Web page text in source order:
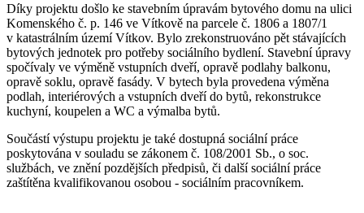
Díky projektu došlo ke stavebním úpravám bytového domu na ulici
Komenského č. p. 146 ve Vítkově na parcele č. 1806 a 1807/1
v katastrálním území Vítkov. Bylo zrekonstruováno pět stávajících
bytových jednotek pro potřeby sociálního bydlení. Stavební úpravy
spočívaly ve výměně vstupních dveří, opravě podlahy balkonu,
opravě soklu, opravě fasády. V bytech byla provedena výměna
podlah, interiérových a vstupních dveří do bytů, rekonstrukce
kuchyní, koupelen a WC a výmalba bytů.
Součástí výstupu projektu je také dostupná sociální práce
poskytována v souladu se zákonem č. 108/2001 Sb., o soc.
službách, ve znění pozdějších předpisů, či další sociální práce
zaštítěna kvalifikovanou osobou - sociálním pracovníkem.